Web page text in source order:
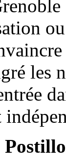
les